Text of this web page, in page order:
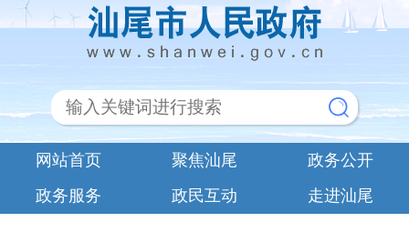
网站首页 聚焦汕尾
政务公开
政务服务
政民互动 走进汕尾